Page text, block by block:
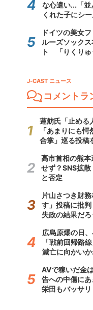
な心遣い...「
くれた子にシー
ドイツの美女
ルーズソック
ト 「りくりゅ
J-CAST ニュース
コメントラ
蓮舫氏「止める
「あまりにも
合掌」巡る投稿
高市首相の熊
せず？SNS拡
と否定
片山さつき財
す」投稿に批
失政の結果だろ
広島原爆の日
「戦前回帰路
滅亡に向かいか
AVで稼いだ金
告への中傷に
栄田もバッサリ